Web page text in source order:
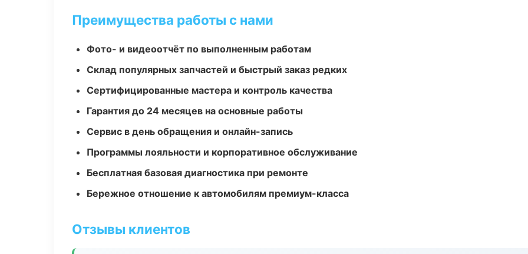
Преимущества работы с нами
Фото- и видеоотчёт по выполненным работам
Склад популярных запчастей и быстрый заказ редких
Сертифицированные мастера и контроль качества
Гарантия до 24 месяцев на основные работы
Сервис в день обращения и онлайн-запись
Программы лояльности и корпоративное обслуживание
Бесплатная базовая диагностика при ремонте
Бережное отношение к автомобилям премиум-класса
Отзывы клиентов